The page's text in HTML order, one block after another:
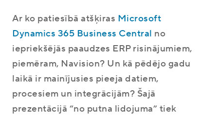
Ar ko patiesībā atšķiras Microsoft
Dynamics 365 Business Central no
iepriekšējās paaudzes ERP risinājumiem,
piemēram, Navision? Un kā pēdējo gadu
laikā ir mainījusies pieeja datiem,
procesiem un integrācijām? Šajā
prezentācijā “no putna lidojuma” tiek